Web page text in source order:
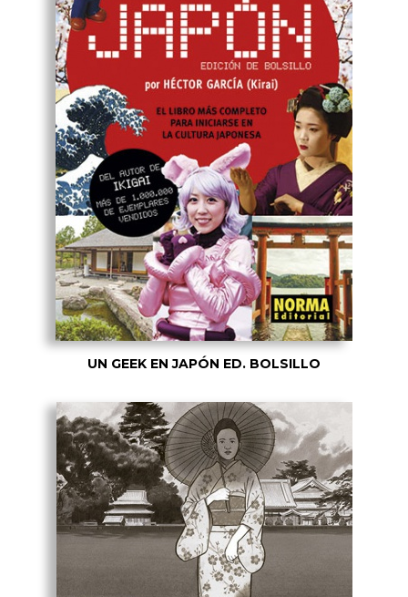
UN GEEK EN JAPÓN ED. BOLSILLO